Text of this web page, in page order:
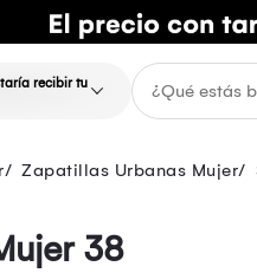
recibir tu
Zapatillas Urbanas Mujer
38